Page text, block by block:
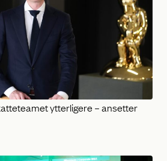
ytterligere – ansetter